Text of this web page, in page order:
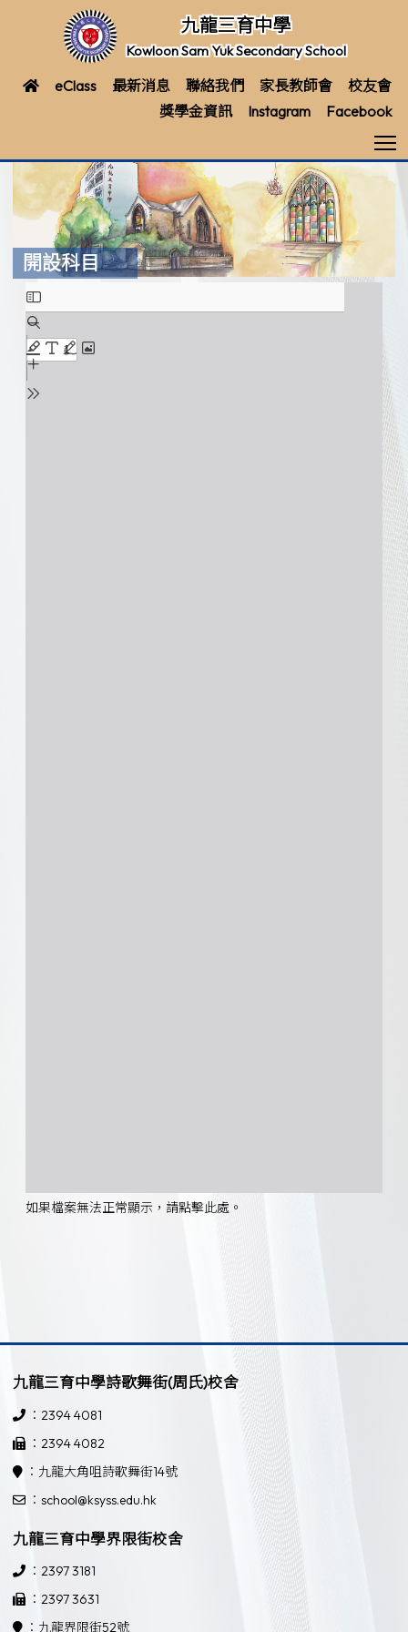
九龍三育中學
Kowloon Sam Yuk Secondary School
eClass 最新消息 聯絡我們 家長教師會
校友會
獎學金資訊
Instagram Facebook
開設科目
如果檔案無法正常顯示，請點擊此處。
九龍三育中學詩歌舞街(周氏)校舍
：2394 4081
：2394 4082
：九龍大角咀詩歌舞街14號
：school@ksyss.edu.hk
九龍三育中學界限街校舍
：2397 3181
：2397 3631
：九龍界限街52號